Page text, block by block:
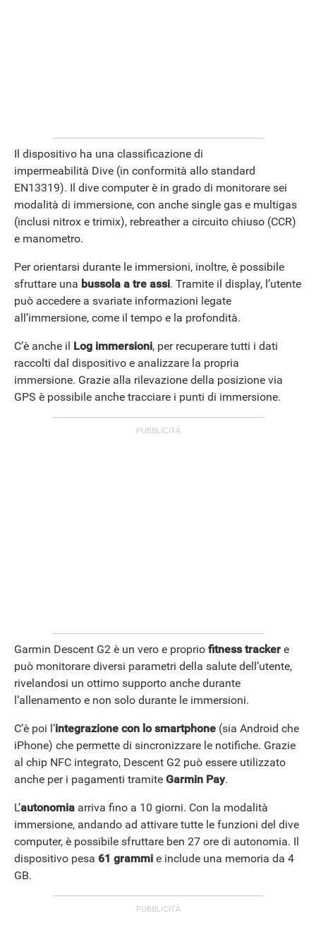
Il dispositivo ha una classificazione di
impermeabilità Dive (in conformità allo standard
EN13319). Il dive computer è in grado di monitorare sei
modalità di immersione, con anche single gas e multigas
(inclusi nitrox e trimix), rebreather a circuito chiuso (CCR)
e manometro.
Per orientarsi durante le immersioni, inoltre, è possibile
sfruttare una bussola a tre assi. Tramite il display, l’utente
può accedere a svariate informazioni legate
all’immersione, come il tempo e la profondità.
C’è anche il Log immersioni, per recuperare tutti i dati
raccolti dal dispositivo e analizzare la propria
immersione. Grazie alla rilevazione della posizione via
GPS è possibile anche tracciare i punti di immersione.
Garmin Descent G2 è un vero e proprio fitness tracker e
può monitorare diversi parametri della salute dell’utente,
rivelandosi un ottimo supporto anche durante
l’allenamento e non solo durante le immersioni.
C’è poi l’integrazione con lo smartphone (sia Android che
iPhone) che permette di sincronizzare le notifiche. Grazie
al chip NFC integrato, Descent G2 può essere utilizzato
anche per i pagamenti tramite Garmin Pay.
L’autonomia arriva fino a 10 giorni. Con la modalità
immersione, andando ad attivare tutte le funzioni del dive
computer, è possibile sfruttare ben 27 ore di autonomia. Il
dispositivo pesa 61 grammi e include una memoria da 4
GB.